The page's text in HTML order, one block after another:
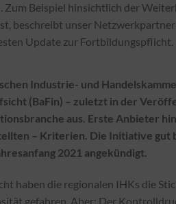
Zum Beispiel hinsichtlich der
beschreibt unser
Update zur Fortbildungspflicht.
Industrie- und
(BaFin) – zuletzt in der
aus. Erste Anbieter
– Kriterien. Die Initiative
2021 angekündigt.
haben die regionalen IHKs die
gefahren. Aber: Der